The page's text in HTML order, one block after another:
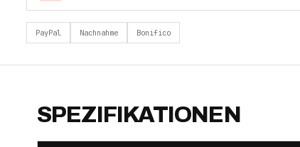
PayPal Nachnahme Bonifico
SPEZIFIKATIONEN